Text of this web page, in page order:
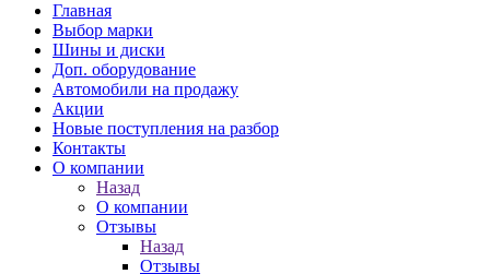
Главная
Выбор марки
Шины и диски
Доп. оборудование
Автомобили на продажу
Акции
Новые поступления на разбор
Контакты
О компании
Назад
О компании
Отзывы
Назад
Отзывы